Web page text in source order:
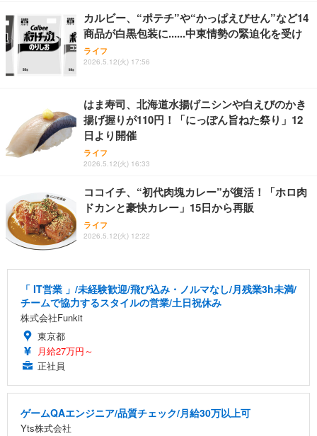
カルビー、“ポテチ”や“かっぱえびせん”など14
商品が白黒包装に......中東情勢の緊迫化を受け
ライフ
2026.5.12(火) 17:56
はま寿司、北海道水揚げニシンや白えびのかき
揚げ握りが110円！「にっぽん旨ねた祭り」12
日より開催
ライフ
2026.5.12(火) 16:33
ココイチ、“初代肉塊カレー”が復活！「ホロ肉
ドカンと豪快カレー」15日から再販
ライフ
2026.5.12(火) 12:22
「 IT営業 」/未経験歓迎/飛び込み・ノルマなし/月残業3h未満/
チームで協力するスタイルの営業/土日祝休み
株式会社Funkit
東京都
月給27万円～
正社員
ゲームQAエンジニア/品質チェック/月給30万以上可
Yts株式会社